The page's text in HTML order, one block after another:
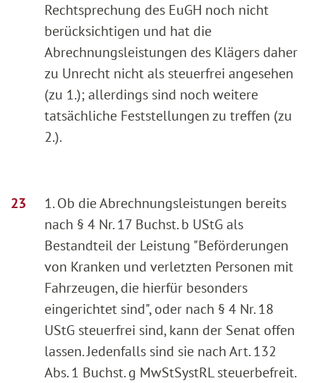
Rechtsprechung des EuGH noch nicht
berücksichtigen und hat die
Abrechnungsleistungen des Klägers daher
zu Unrecht nicht als steuerfrei angesehen
(zu 1.); allerdings sind noch weitere
tatsächliche Feststellungen zu treffen (zu
2.).
1. Ob die Abrechnungsleistungen bereits
nach § 4 Nr. 17 Buchst. b UStG als
Bestandteil der Leistung "Beförderungen
von Kranken und verletzten Personen mit
Fahrzeugen, die hierfür besonders
eingerichtet sind", oder nach § 4 Nr. 18
UStG steuerfrei sind, kann der Senat offen
lassen. Jedenfalls sind sie nach Art. 132
Abs. 1 Buchst. g MwStSystRL steuerbefreit.